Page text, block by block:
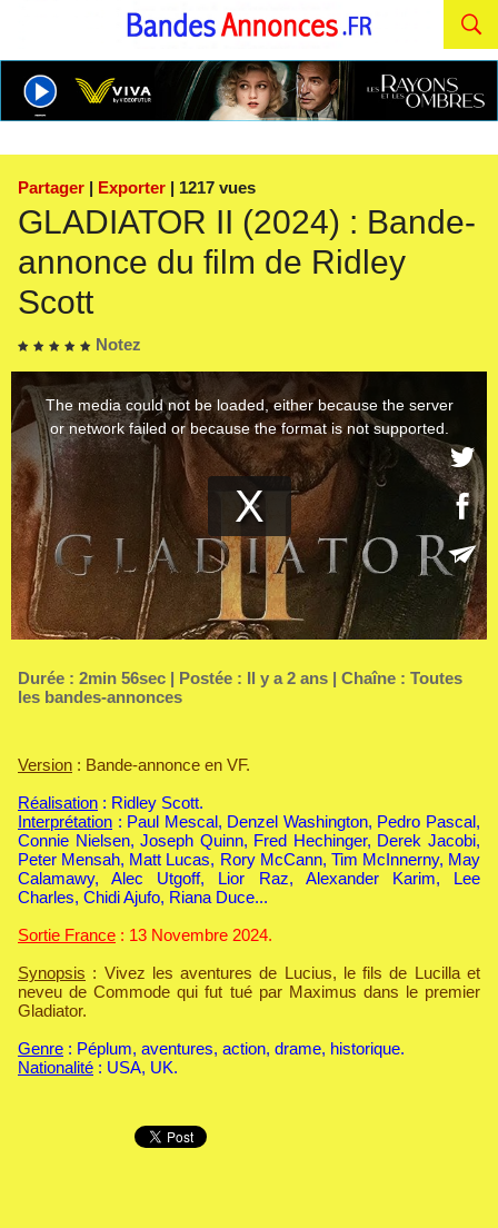
Partager | Exporter | 1217 vues
GLADIATOR II (2024) : Bande-
annonce du film de Ridley
Scott
Notez
Durée : 2min 56sec | Postée : Il y a 2 ans | Chaîne : Toutes
les bandes-annonces
Version : Bande-annonce en VF.
Réalisation : Ridley Scott.
Interprétation : Paul Mescal, Denzel Washington, Pedro Pascal,
Connie Nielsen, Joseph Quinn, Fred Hechinger, Derek Jacobi,
Peter Mensah, Matt Lucas, Rory McCann, Tim McInnerny, May
Calamawy, Alec Utgoff, Lior Raz, Alexander Karim, Lee
Charles, Chidi Ajufo, Riana Duce...
Sortie France : 13 Novembre 2024.
Synopsis : Vivez les aventures de Lucius, le fils de Lucilla et
neveu de Commode qui fut tué par Maximus dans le premier
Gladiator.
Genre : Péplum, aventures, action, drame, historique.
Nationalité : USA, UK.